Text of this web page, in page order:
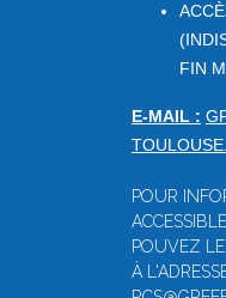
FIN
E-MAIL :
POUR
POUVEZ
À